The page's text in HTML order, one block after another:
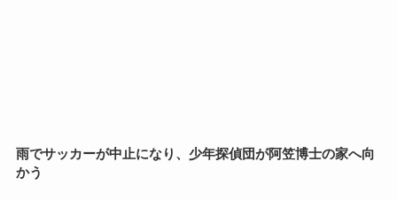
雨でサッカーが中止になり、少年探偵団が阿笠博士の家へ向
かう